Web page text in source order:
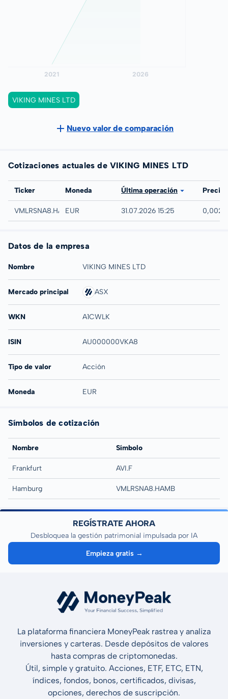
VIKING MINES LTD
Nuevo valor de comparación
Cotizaciones actuales de VIKING MINES LTD
Bolsa
Ticker Moneda Última operación Precio
Hamburg
VMLRSNA8.HAMBEUR 31.07.2026 15:25 0,002
Datos de la empresa
Nombre VIKING MINES LTD
Mercado principal ASX
WKN A1CWLK
ISIN AU000000VKA8
Tipo de valor Acción
Moneda EUR
Símbolos de cotización
Nombre Símbolo
Frankfurt AVI.F
Hamburg VMLRSNA8.HAMB
REGÍSTRATE AHORA
Desbloquea la gestión patrimonial impulsada por IA
Empieza gratis →
La plataforma financiera MoneyPeak rastrea y analiza
inversiones y carteras. Desde depósitos de valores
hasta compras de criptomonedas.
Útil, simple y gratuito. Acciones, ETF, ETC, ETN,
índices, fondos, bonos, certificados, divisas,
opciones, derechos de suscripción.